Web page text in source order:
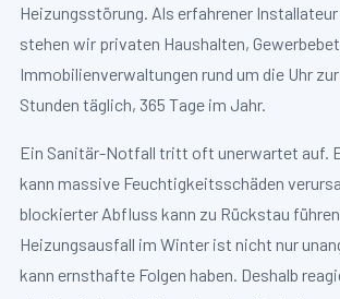
Heizungsstörung. Als erfahrener
stehen wir privaten Haushalten,
Immobilienverwaltungen rund um die Uhr
Stunden täglich, 365 Tage im Jahr.
Ein Sanitär-Notfall tritt oft unerwartet auf.
kann massive Feuchtigkeitsschäden
blockierter Abfluss kann zu Rückstau
Heizungsausfall im Winter ist nicht nur
kann ernsthafte Folgen haben. Deshalb